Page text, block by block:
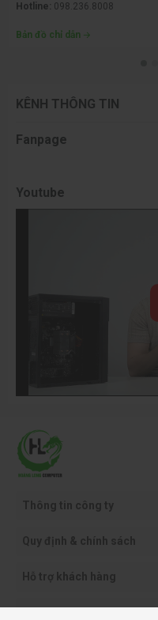
Hotline: 098.236.8008
Bản đồ chỉ dẫn
KÊNH THÔNG TIN
Fanpage
Youtube
Thông tin công ty
Quy định & chính sách
Hỗ trợ khách hàng